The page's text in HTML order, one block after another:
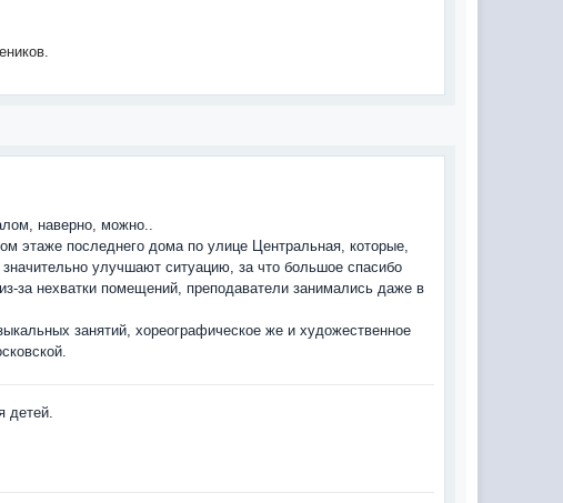
наверно, можно..
этаже последнего дома по улице Центральная, которые,
улучшают ситуацию, за что большое спасибо
за нехватки помещений, преподаватели занимались даже в
занятий, хореографическое же и художественное
детей.